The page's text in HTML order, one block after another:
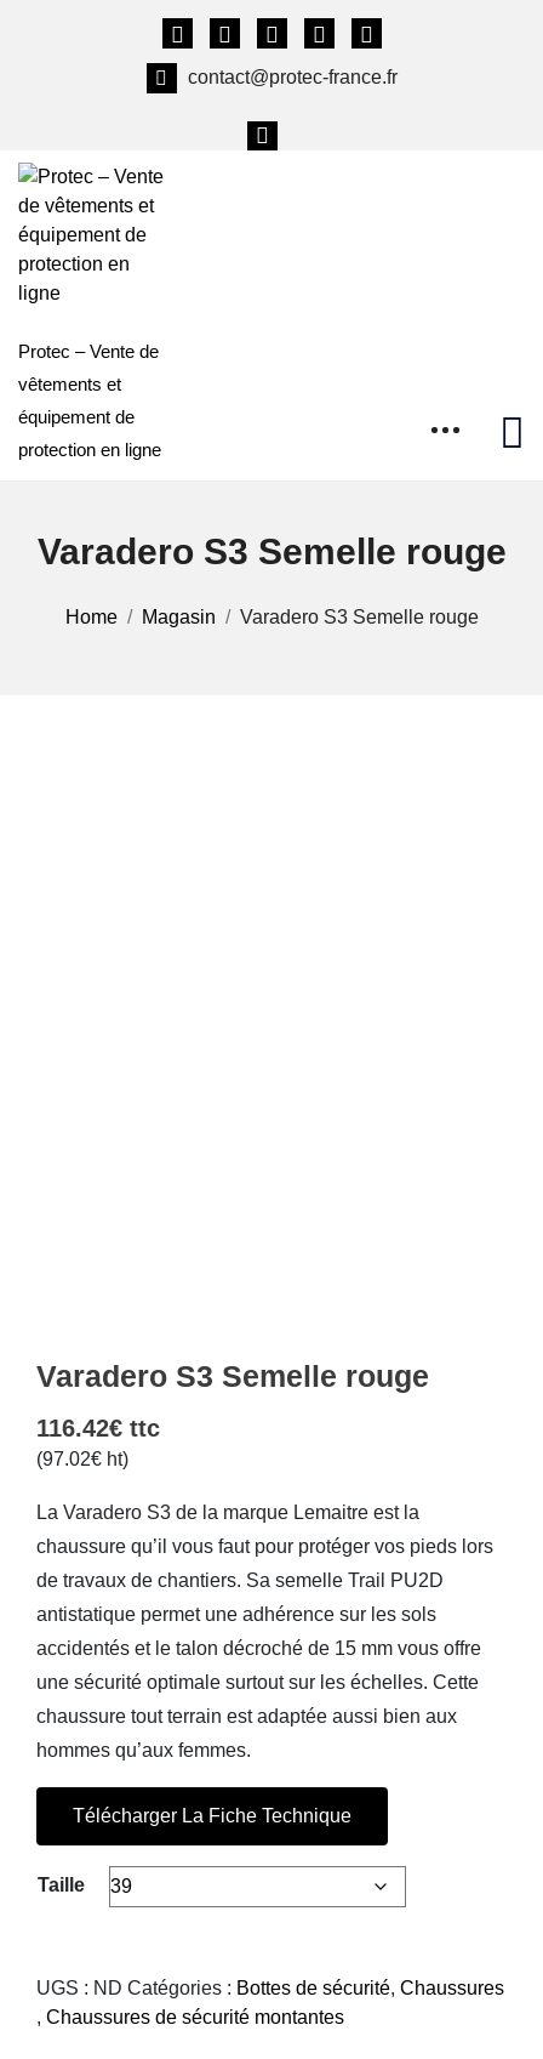
contact@protec-france.fr
Protec – Vente de
vêtements et
équipement de
protection en ligne
Varadero S3 Semelle rouge
Home Magasin Varadero S3 Semelle rouge
Varadero S3 Semelle rouge
116.42€ ttc
(97.02€ ht)
La Varadero S3 de la marque Lemaitre est la
chaussure qu’il vous faut pour protéger vos pieds lors
de travaux de chantiers. Sa semelle Trail PU2D
antistatique permet une adhérence sur les sols
accidentés et le talon décroché de 15 mm vous offre
une sécurité optimale surtout sur les échelles. Cette
chaussure tout terrain est adaptée aussi bien aux
hommes qu’aux femmes.
Télécharger La Fiche Technique
Taille
UGS : ND Catégories : Bottes de sécurité, Chaussures
, Chaussures de sécurité montantes